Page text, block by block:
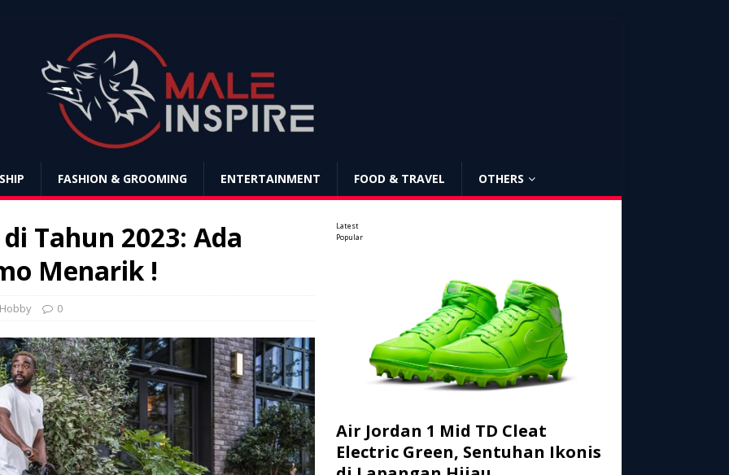
FASHION & GROOMING ENTERTAINMENT FOOD & TRAVEL OTHERS
Tahun 2023: Ada
Menarik !
0
Latest
Popular
Air Jordan 1 Mid TD Cleat
Electric Green, Sentuhan Ikonis